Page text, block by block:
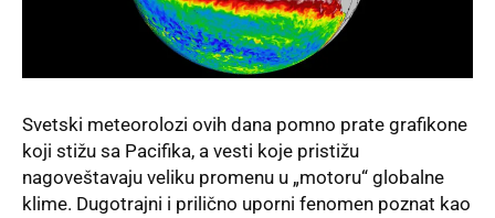
Svetski meteorolozi ovih dana pomno prate grafikone
koji stižu sa Pacifika, a vesti koje pristižu
nagoveštavaju veliku promenu u „motoru“ globalne
klime. Dugotrajni i prilično uporni fenomen poznat kao